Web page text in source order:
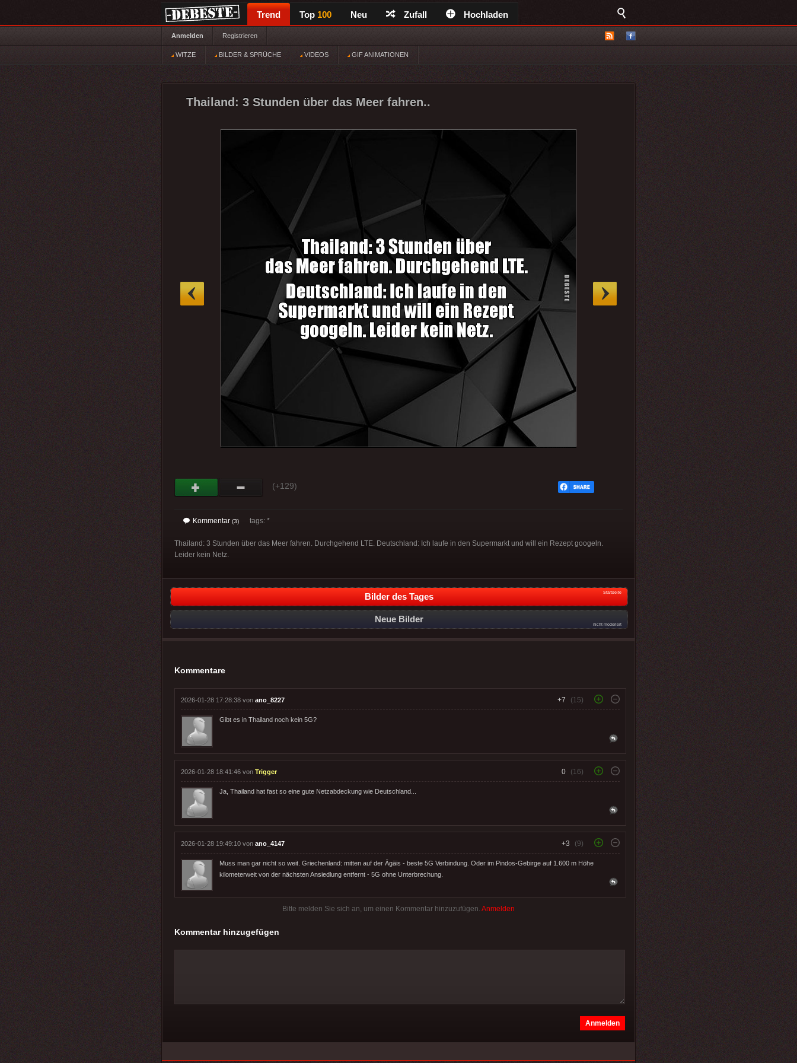
Trend Top 100 Neu Zufall Hochladen
Anmelden Registrieren
WITZE BILDER & SPRÜCHE VIDEOS GIF ANIMATIONEN
Thailand: 3 Stunden über das Meer fahren..
(+129)
Kommentar (3) tags: *
Thailand: 3 Stunden über das Meer fahren. Durchgehend LTE. Deutschland: Ich laufe in den Supermarkt und will ein Rezept googeln.
Leider kein Netz.
Bilder des Tages Startseite
Neue Bilder
nicht moderiert
Kommentare
2026-01-28 17:28:38 von ano_8227 +7 (15)
Gibt es in Thailand noch kein 5G?
2026-01-28 18:41:46 von Trigger 0 (16)
Ja, Thailand hat fast so eine gute Netzabdeckung wie Deutschland...
2026-01-28 19:49:10 von ano_4147 +3 (9)
Muss man gar nicht so weit. Griechenland: mitten auf der Ägäis - beste 5G Verbindung. Oder im Pindos-Gebirge auf 1.600 m Höhe
kilometerweit von der nächsten Ansiedlung entfernt - 5G ohne Unterbrechung.
Bitte melden Sie sich an, um einen Kommentar hinzuzufügen. Anmelden
Kommentar hinzugefügen